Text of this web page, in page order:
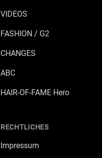
VIDEOS
FASHION / G2
CHANGES
ABC
HAIR-OF-FAME Hero
RECHTLICHES
Impressum